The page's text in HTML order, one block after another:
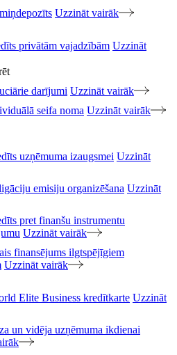
Uzzināt vairāk
privātām vajadzībām Uzzināt
darījumi Uzzināt vairāk
seifa noma Uzzināt vairāk
uzņēmuma izaugsmei Uzzināt
emisiju organizēšana Uzzināt
pret finanšu instrumentu
Uzzināt vairāk
finansējums ilgtspējīgiem
Uzzināt vairāk
Elite Business kredītkarte Uzzināt
un vidēja uzņēmuma ikdienai